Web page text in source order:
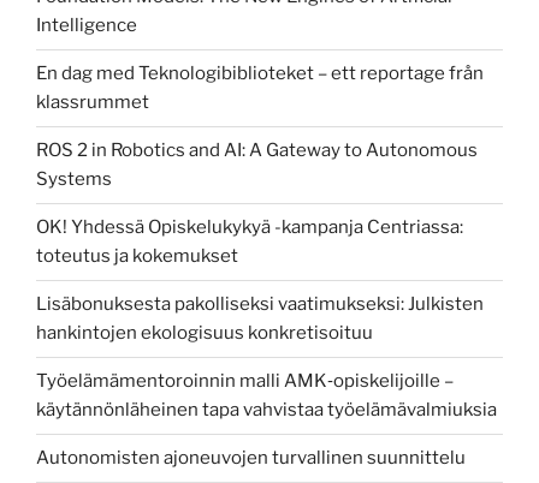
Intelligence
En dag med Teknologibiblioteket – ett reportage från
klassrummet
ROS 2 in Robotics and AI: A Gateway to Autonomous
Systems
OK! Yhdessä Opiskelukykyä -kampanja Centriassa:
toteutus ja kokemukset
Lisäbonuksesta pakolliseksi vaatimukseksi: Julkisten
hankintojen ekologisuus konkretisoituu
Työelämämentoroinnin malli AMK‑opiskelijoille –
käytännönläheinen tapa vahvistaa työelämävalmiuksia
Autonomisten ajoneuvojen turvallinen suunnittelu